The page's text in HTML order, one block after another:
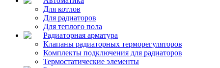
Для котлов
Для радиаторов
Для теплого пола
Радиаторная арматура
Клапаны радиаторных терморегуляторов
Комплекты подключения для радиаторов
Термостатические элементы